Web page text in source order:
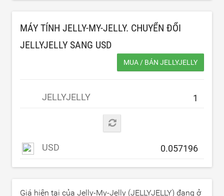
MÁY TÍNH JELLY-MY-JELLY. CHUYỂN ĐỔI
JELLYJELLY SANG USD
MUA / BÁN JELLYJELLY
JELLYJELLY
USD
Giá hiện tại của Jelly-My-Jelly (JELLYJELLY) đang ở